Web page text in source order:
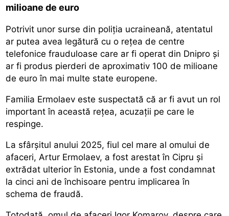
milioane de euro
Potrivit unor surse din poliția ucraineană, atentatul
ar putea avea legătură cu o rețea de centre
telefonice frauduloase care ar fi operat din Dnipro și
ar fi produs pierderi de aproximativ 100 de milioane
de euro în mai multe state europene.
Familia Ermolaev este suspectată că ar fi avut un rol
important în această rețea, acuzații pe care le
respinge.
La sfârșitul anului 2025, fiul cel mare al omului de
afaceri, Artur Ermolaev, a fost arestat în Cipru și
extrădat ulterior în Estonia, unde a fost condamnat
la cinci ani de închisoare pentru implicarea în
schema de fraudă.